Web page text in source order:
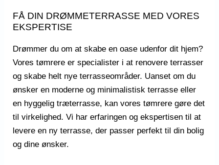
FÅ DIN DRØMMETERRASSE MED VORES
EKSPERTISE
Drømmer du om at skabe en oase udenfor dit hjem?
Vores tømrere er specialister i at renovere terrasser
og skabe helt nye terrasseområder. Uanset om du
ønsker en moderne og minimalistisk terrasse eller
en hyggelig træterrasse, kan vores tømrere gøre det
til virkelighed. Vi har erfaringen og ekspertisen til at
levere en ny terrasse, der passer perfekt til din bolig
og dine ønsker.